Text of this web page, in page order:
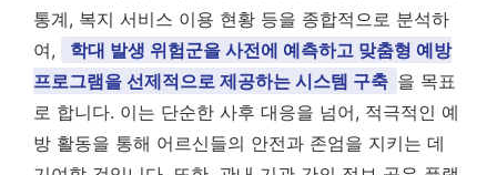
통계, 복지 서비스 이용 현황 등을 종합적으로 분석하
여,
학대 발생 위험군을 사전에 예측하고 맞춤형 예방
프로그램을 선제적으로 제공하는 시스템 구축 을 목표
로 합니다. 이는 단순한 사후 대응을 넘어, 적극적인 예
방 활동을 통해 어르신들의 안전과 존엄을 지키는 데